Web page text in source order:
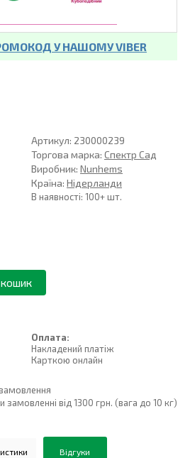
У НАШОМУ VIBER
Артикул: 230000239
Торгова марка: Спектр Сад
Виробник: Nunhems
Країна: Нідерланди
В наявності: 100+ шт.
Оплата:
Накладений платiж
Карткою онлайн
від 1300 грн. (вага до 10 кг)
Відгуки